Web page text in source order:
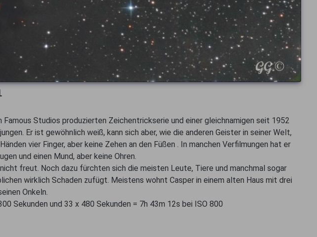
Studios produzierten Zeichentrickserie und einer gleichnamigen seit 1952
Er ist gewöhnlich weiß, kann sich aber, wie die anderen Geister in seiner Welt,
vier Finger, aber keine Zehen an den Füßen . In manchen Verfilmungen hat er
und einen Mund, aber keine Ohren.
freut. Noch dazu fürchten sich die meisten Leute, Tiere und manchmal sogar
wirklich Schaden zufügt. Meistens wohnt Casper in einem alten Haus mit drei
Onkeln.
Sekunden und 33 x 480 Sekunden = 7h 43m 12s bei ISO 800